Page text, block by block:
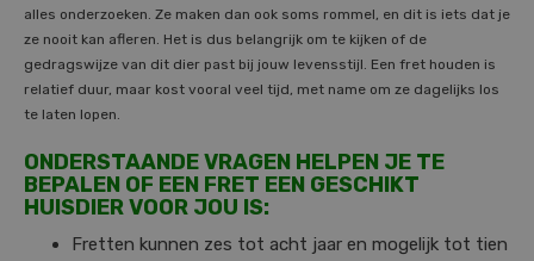
alles onderzoeken. Ze maken dan ook soms rommel, en dit is iets dat je
ze nooit kan afleren. Het is dus belangrijk om te kijken of de
gedragswijze van dit dier past bij jouw levensstijl. Een fret houden is
relatief duur, maar kost vooral veel tijd, met name om ze dagelijks los
te laten lopen.
ONDERSTAANDE VRAGEN HELPEN JE TE
BEPALEN OF EEN FRET EEN GESCHIKT
HUISDIER VOOR JOU IS:
Fretten kunnen zes tot acht jaar en mogelijk tot tien